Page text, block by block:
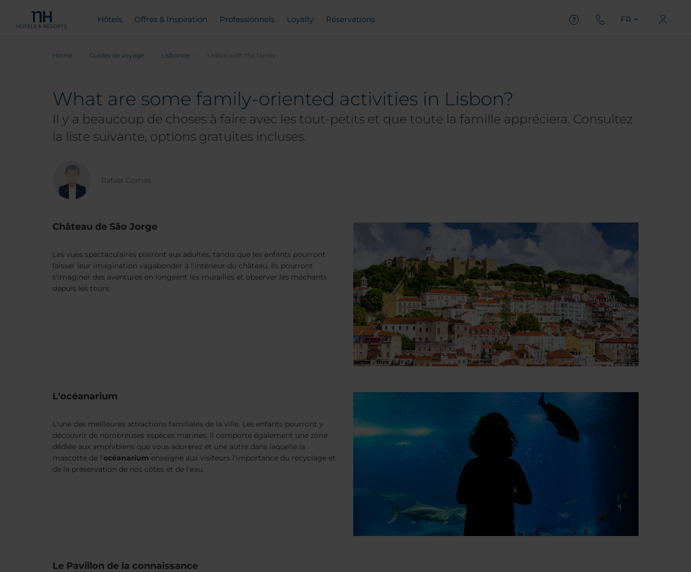
Hôtels Offres & Inspiration Professionnels Loyalty Réservations FR
Home Guides de voyage Lisbonne Lisbon with the family
What are some family-oriented activities in Lisbon?
Il y a beaucoup de choses à faire avec les tout-petits et que toute la famille appréciera. Consultez
la liste suivante, options gratuites incluses.
Rafael Gomes
Château de São Jorge
Les vues spectaculaires plairont aux adultes, tandis que les enfants pourront
laisser leur imagination vagabonder à l'intérieur du château. Ils pourront
s'imaginer des aventures en longeant les murailles et observer les méchants
depuis les tours.
L'océanarium
L'une des meilleures attractions familiales de la ville. Les enfants pourront y
découvrir de nombreuses espèces marines. Il comporte également une zone
dédiée aux amphibiens que vous adorerez et une autre dans laquelle la
mascotte de l'océanarium enseigne aux visiteurs l'importance du recyclage et
de la préservation de nos côtes et de l'eau.
Le Pavillon de la connaissance